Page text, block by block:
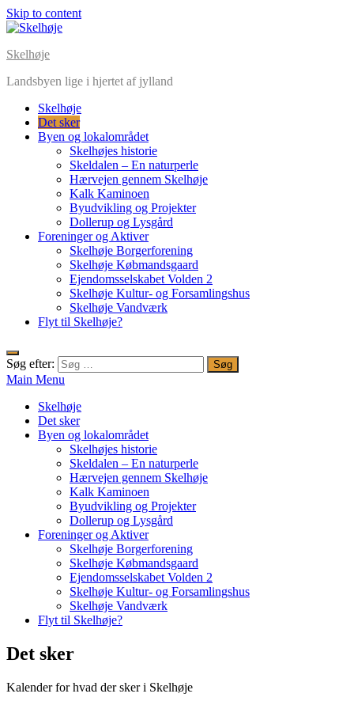
Skip to content
Skelhøje
Landsbyen lige i hjertet af jylland
Skelhøje
Det sker
Byen og lokalområdet
Skelhøjes historie
Skeldalen – En naturperle
Hærvejen gennem Skelhøje
Kalk Kaminoen
Byudvikling og Projekter
Dollerup og Lysgård
Foreninger og Aktiver
Skelhøje Borgerforening
Skelhøje Købmandsgaard
Ejendomsselskabet Volden 2
Skelhøje Kultur- og Forsamlingshus
Skelhøje Vandværk
Flyt til Skelhøje?
Søg efter:
Main Menu
Skelhøje
Det sker
Byen og lokalområdet
Skelhøjes historie
Skeldalen – En naturperle
Hærvejen gennem Skelhøje
Kalk Kaminoen
Byudvikling og Projekter
Dollerup og Lysgård
Foreninger og Aktiver
Skelhøje Borgerforening
Skelhøje Købmandsgaard
Ejendomsselskabet Volden 2
Skelhøje Kultur- og Forsamlingshus
Skelhøje Vandværk
Flyt til Skelhøje?
Det sker
Kalender for hvad der sker i Skelhøje